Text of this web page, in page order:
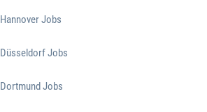
Hannover Jobs
Düsseldorf Jobs
Dortmund Jobs